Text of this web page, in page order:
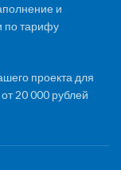
и
по тарифу
проекта для
20 000 рублей